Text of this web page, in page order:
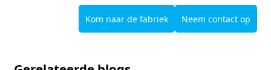
Kom naar de fabriek Neem contact op